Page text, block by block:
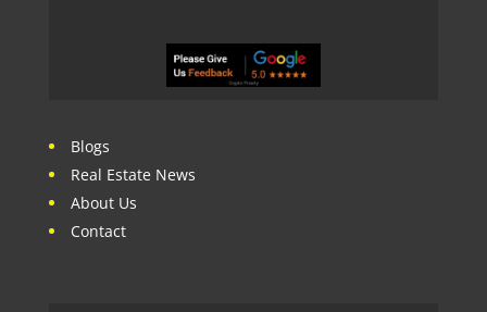
Blogs
Real Estate News
About Us
Contact